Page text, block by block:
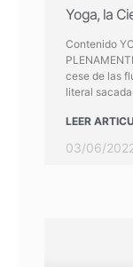
Yoga, la
Contenido
cese de las
literal
LEER
03/06/